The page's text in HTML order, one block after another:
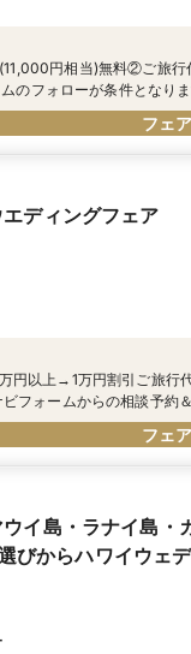
円相当)無料②ご旅
のフォローが条件となり
ただいたお客様全員にう
フェ
ディングフェア
円以上→1万円割引ご旅行
フォームからの相談予約
お客様全員にうれしい『
フェ
島・ラナイ島・
びからハワイウェ